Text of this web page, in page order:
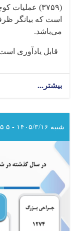
(۳۷۵۹)
عملیات
است که بیانگر
می‌باشد.
قابل یادآوری
بیشتر...
گذشته
در
(۴۷۲۴)
های
جراحی
با
اجرا
شنبه ۱۴۰۵/۳/۱۶ - ۱۵:۵